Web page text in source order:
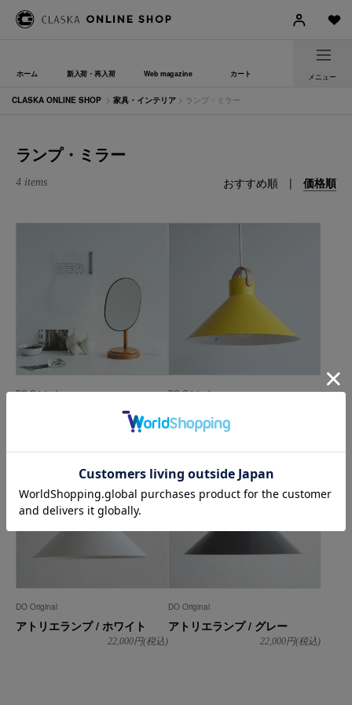
ホーム 新入荷・再入荷 Web magazine カート メニュー
CLASKA ONLINE SHOP > 家具・インテリア > ランプ・ミラー
ランプ・ミラー
おすすめ順 | 価格順
4 items
DO Original
LOULOU テーブルミラー
19,800円(税込)
DO Original
DO Original
アトリエランプ / ホワイト
22,000円(税込)
DO Original
アトリエランプ / グレー
22,000円(税込)